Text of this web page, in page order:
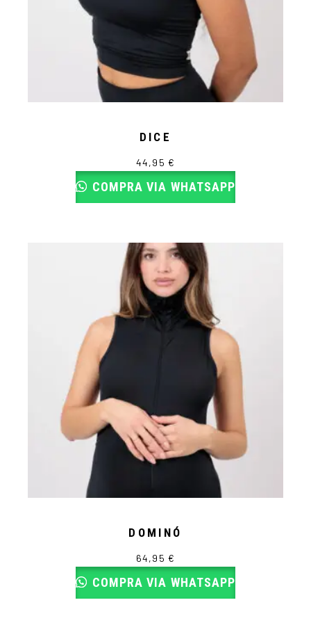
DICE
44,95 €
Este
múltiples
variantes.
Las
opciones
se
pueden
en
la
COMPRA VIA WHATSAPP
DOMINÓ
64,95 €
Este
COMPRA VIA WHATSAPP